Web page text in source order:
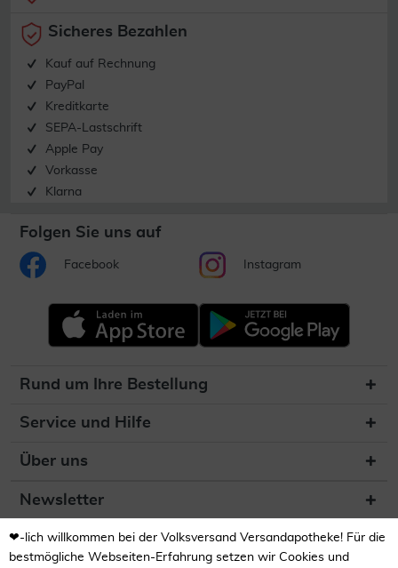
Sicheres Bezahlen
Kauf auf Rechnung
PayPal
Kreditkarte
SEPA-Lastschrift
Apple Pay
Vorkasse
Klarna
Folgen Sie uns auf
Facebook Instagram
Rund um Ihre Bestellung
Service und Hilfe
Über uns
Newsletter
(DE) Zur Überprüfung der
Legalität dieser Website
hier klicken
❤-lich willkommen bei der Volksversand Versandapotheke! Für die
bestmögliche Webseiten-Erfahrung setzen wir Cookies und